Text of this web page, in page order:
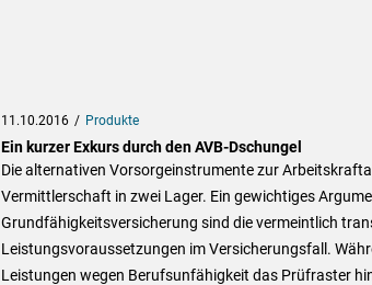
11.10.2016 Produkte
Ein kurzer Exkurs durch den AVB-Dschungel
Die alternativen Vorsorgeinstrumente zur
Vermittlerschaft in zwei Lager. Ein gewichtiges
Grundfähigkeitsversicherung sind die vermeintlich
Leistungsvoraussetzungen im Versicherungsfall.
Leistungen wegen Berufsunfähigkeit das Prüfraster